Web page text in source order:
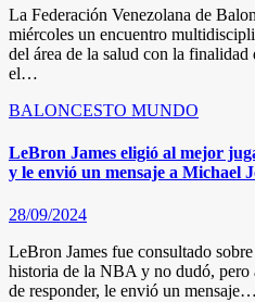
La Federación Venezolana de
miércoles un encuentro
del área de la salud con la finalidad
el…
BALONCESTO MUNDO
LeBron James eligió al mejor
y le envió un mensaje a Michael
28/09/2024
LeBron James fue consultado
historia de la NBA y no dudó, pero
de responder, le envió un mensaje…